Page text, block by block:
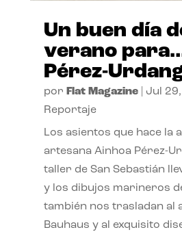
Un buen día
verano
Pérez-
por Flat Magazine| Jul
Reportaje
Los asientos que hace la
artesana Ainhoa Pérez-
taller de San Sebastián
y los dibujos marineros
también nos trasladan al
Bauhaus y al exquisito